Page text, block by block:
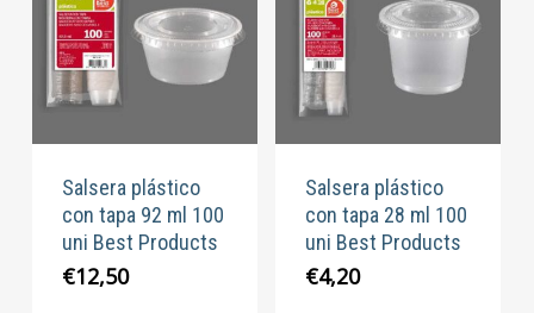
Salsera plástico
con tapa 92 ml 100
uni Best Products
€12,50
Salsera plástico
con tapa 28 ml 100
uni Best Products
€4,20